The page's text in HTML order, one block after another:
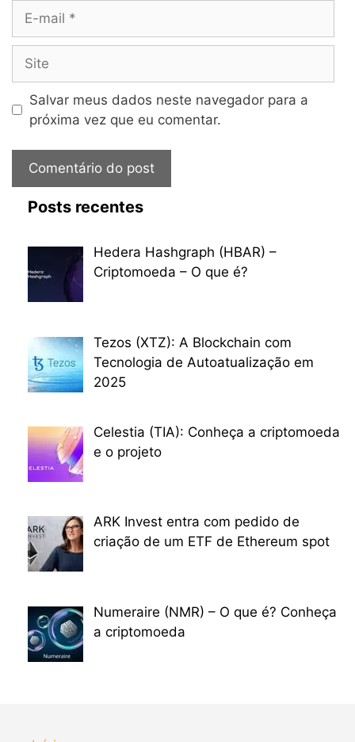
mail
Salvar meus dados neste navegador para a
próxima vez que eu comentar.
Posts recentes
Hedera Hashgraph (HBAR) –
Criptomoeda – O que é?
Tezos (XTZ): A Blockchain com
Tecnologia de Autoatualização em
2025
Celestia (TIA): Conheça a criptomoeda
e o projeto
ARK Invest entra com pedido de
criação de um ETF de Ethereum spot
Numeraire (NMR) – O que é? Conheça
a criptomoeda